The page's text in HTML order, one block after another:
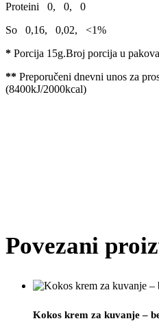
Proteini 0, 0, 0
So 0,16, 0,02, <1%
* Porcija 15g.Broj porcija u
** Preporučeni dnevni unos za
(8400kJ/2000kcal)
Povezani
Kokos krem za kuvanje –